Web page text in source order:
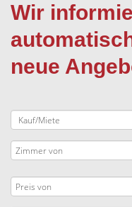
Wir
neue